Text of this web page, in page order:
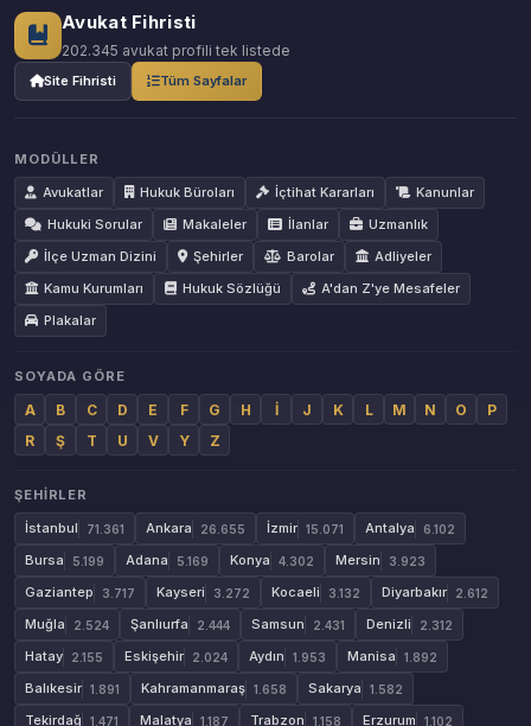
Avukat Fihristi
202.345 avukat profili tek listede
Site Fihristi Tüm Sayfalar
MODÜLLER
Avukatlar
Hukuk Büroları İçtihat Kararları
Kanunlar
Hukuki Sorular
Makaleler İlanlar
Uzmanlık
İlçe Uzman Dizini
Şehirler Barolar
Adliyeler
Kamu Kurumları
Hukuk Sözlüğü
A'dan Z'ye Mesafeler
Plakalar
SOYADA GÖRE
A B C D E F G H İ J K L M N O
P
R
Ş T U V Y Z
ŞEHIRLER
İstanbul
71.361 Ankara 26.655 İzmir 15.071 Antalya 6.102
Bursa 5.199 Adana 5.169 Konya 4.302 Mersin 3.923
Gaziantep 3.717 Kayseri 3.272 Kocaeli 3.132 Diyarbakır 2.612
Muğla 2.524 Şanlıurfa 2.444 Samsun 2.431 Denizli 2.312
Hatay 2.155 Eskişehir 2.024 Aydın 1.953 Manisa 1.892
Balıkesir 1.891 Kahramanmaraş 1.658 Sakarya 1.582
Tekirdağ 1.471 Malatya 1.187 Trabzon 1.158 Erzurum 1.102